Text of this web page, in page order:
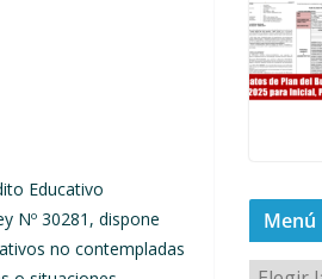
Educativo
Nº 30281, dispone
no contempladas
Menú
M